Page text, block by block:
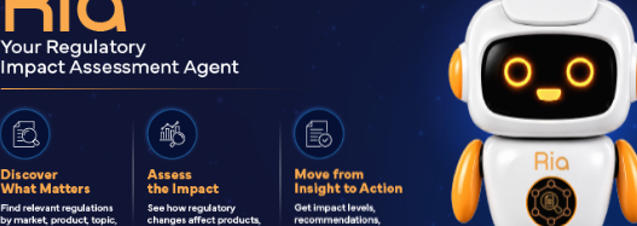
e serviços de regulamentação que oferece soluções de
ciências da vida. Os serviços incluem Assuntos Regulamentares,
e soluções tecnológicas, como sistemas de gestão de
A experiência da Freyr em Assuntos Regulamentares